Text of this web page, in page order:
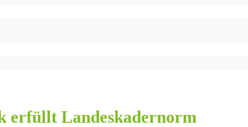
erfüllt Landeskadernorm